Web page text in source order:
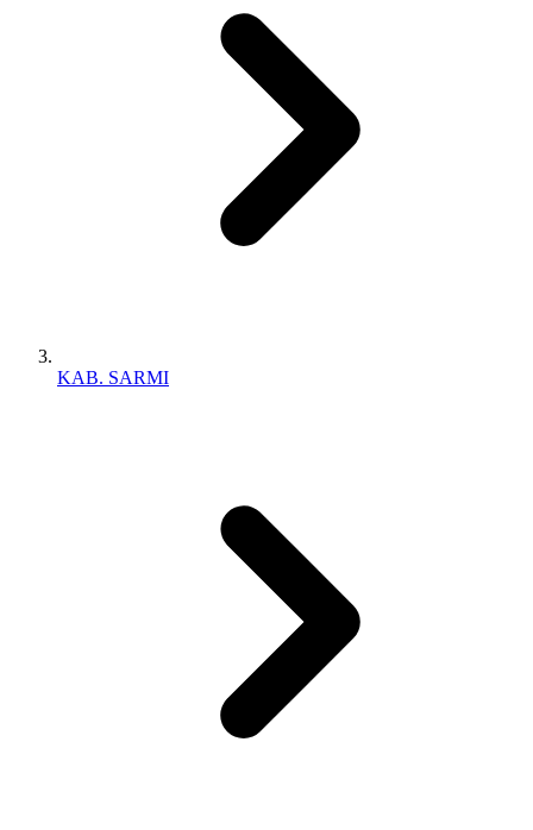
KAB. SARMI